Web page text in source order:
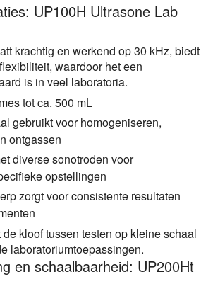
UP100H Ultrasone Lab
krachtig en werkend op 30 kHz, biedt
waardoor het een
is in veel laboratoria.
tot ca. 500 mL
gebruikt voor homogeniseren,
ontgassen
diverse sonotroden voor
opstellingen
zorgt voor consistente resultaten
kloof tussen testen op kleine schaal
laboratoriumtoepassingen.
en schaalbaarheid: UP200Ht